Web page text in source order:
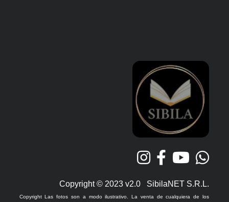
Copyright © 2023 v2.0 SibilaNET S.R.L.
Copyright Las fotos son a modo ilustrativo. La venta de cualquiera de los